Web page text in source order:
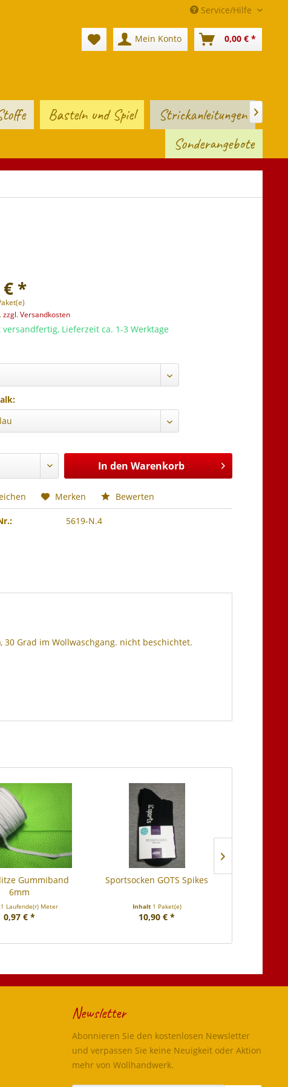
Service/Hilfe
Mein Konto 0,00 € *
Basteln und Spiel
Strickanleitungen
Sonderangebote

€ *
zzgl. Versandkosten
versandfertig, Lieferzeit ca. 1-3 Werktage
In den Warenkorb
Merken Bewerten
5619-N.4
Grad im Wollwaschgang. nicht beschichtet.
Gummiband
6mm
1 Laufende(r) Meter
0,97 € *
Sportsocken GOTS Spikes
Inhalt 1 Paket(e)
10,90 € *
Newsletter
Abonnieren Sie den kostenlosen Newsletter
und verpassen Sie keine Neuigkeit oder Aktion
mehr von Wollhandwerk.